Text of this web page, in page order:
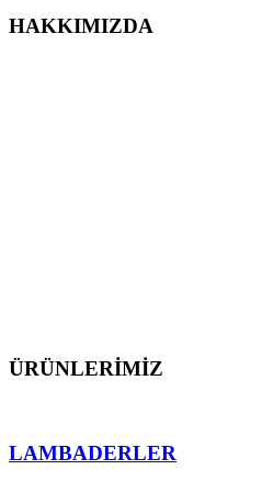
HAKKIMIZDA
ÜRÜNLERİMİZ
LAMBADERLER